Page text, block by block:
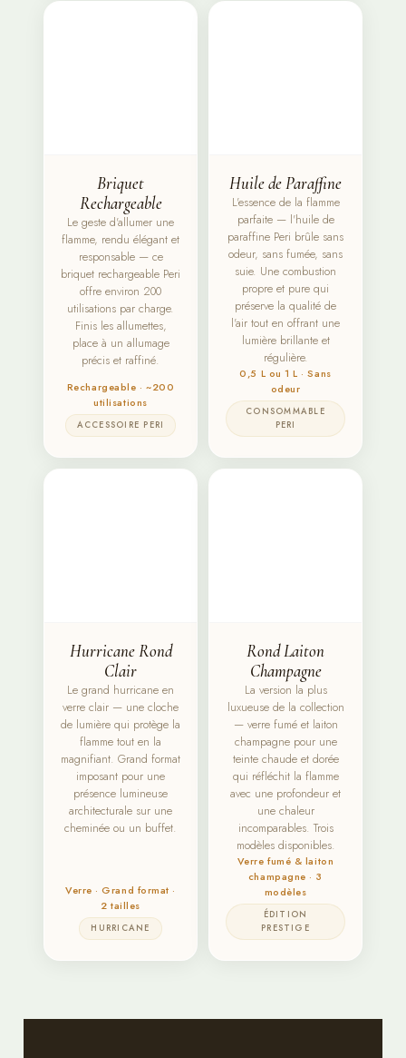
Briquet
Rechargeable
Le geste d'allumer une
flamme, rendu élégant et
responsable — ce
briquet rechargeable Peri
offre environ 200
utilisations par charge.
Finis les allumettes,
place à un allumage
précis et raffiné.
Rechargeable · ~200
utilisations
ACCESSOIRE PERI
Huile de Paraffine
L'essence de la flamme
parfaite — l'huile de
paraffine Peri brûle sans
odeur, sans fumée, sans
suie. Une combustion
propre et pure qui
préserve la qualité de
l'air tout en offrant une
lumière brillante et
régulière.
0,5 L ou 1 L · Sans
odeur
CONSOMMABLE
PERI
Hurricane Rond
Clair
Le grand hurricane en
verre clair — une cloche
de lumière qui protège la
flamme tout en la
magnifiant. Grand format
imposant pour une
présence lumineuse
architecturale sur une
cheminée ou un buffet.
Verre · Grand format ·
2 tailles
HURRICANE
Rond Laiton
Champagne
La version la plus
luxueuse de la collection
— verre fumé et laiton
champagne pour une
teinte chaude et dorée
qui réfléchit la flamme
avec une profondeur et
une chaleur
incomparables. Trois
modèles disponibles.
Verre fumé & laiton
champagne · 3
modèles
ÉDITION
PRESTIGE